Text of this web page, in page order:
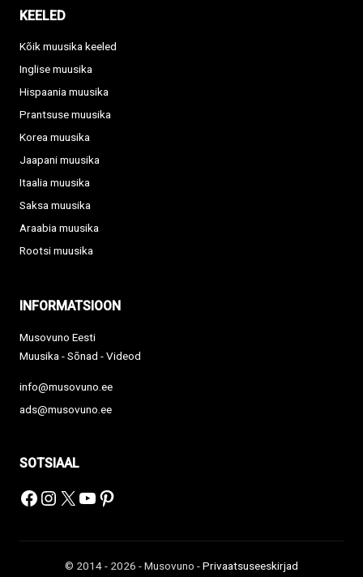
KEELED
Kõik muusika keeled
Inglise muusika
Hispaania muusika
Prantsuse muusika
Korea muusika
Jaapani muusika
Itaalia muusika
Saksa muusika
Araabia muusika
Rootsi muusika
INFORMATSIOON
Musovuno Eesti
Muusika - Sõnad - Videod
info@musovuno.ee
ads@musovuno.ee
SOTSIAAL
Facebook
Instagram
X YouTube
Pinterest
© 2014 - 2026 - Musovuno -Privaatsuseeskirjad